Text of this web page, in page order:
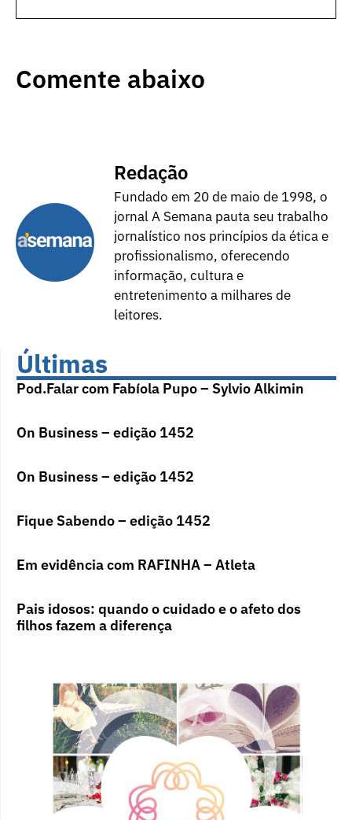
Comente abaixo
Redação
Fundado em 20 de maio de 1998, o
jornal A Semana pauta seu trabalho
jornalístico nos princípios da ética e
profissionalismo, oferecendo
informação, cultura e
entretenimento a milhares de
leitores.
Últimas
Pod.Falar com Fabíola Pupo – Sylvio Alkimin
On Business – edição 1452
On Business – edição 1452
Fique Sabendo – edição 1452
Em evidência com RAFINHA – Atleta
Pais idosos: quando o cuidado e o afeto dos
filhos fazem a diferença